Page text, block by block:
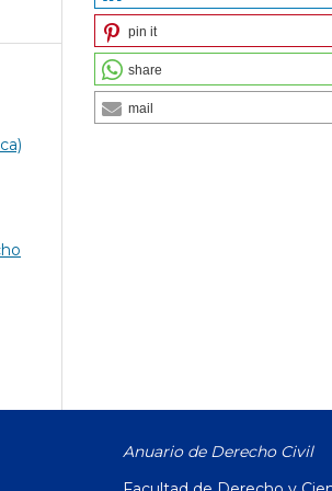
pin it
share
mail
Anuario de Derecho Civil